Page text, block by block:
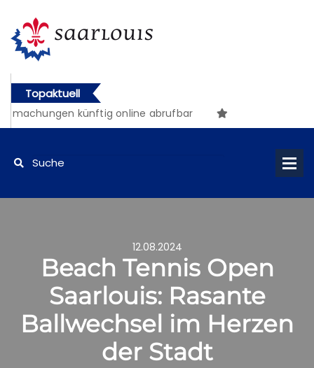
Topaktuell
künftig online abrufbar
12.08.2024
Beach Tennis Open
Saarlouis: Rasante
Ballwechsel im Herzen
der Stadt